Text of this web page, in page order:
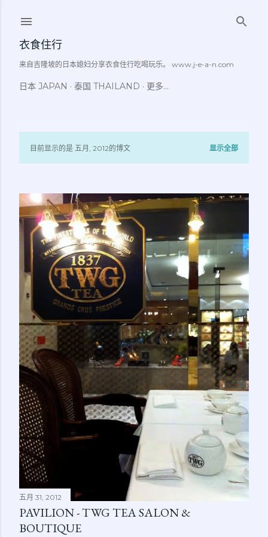
衣食住行
来自吉隆坡的日本媳妇分享衣食住行吃喝玩乐。 www.j-e-a-n.com
日本 JAPAN 泰国 THAILAND 更多…
博
文
目前显示的是 五月, 2012的博文 显示全部
五月 31, 2012
PAVILION - TWG TEA SALON &
BOUTIQUE